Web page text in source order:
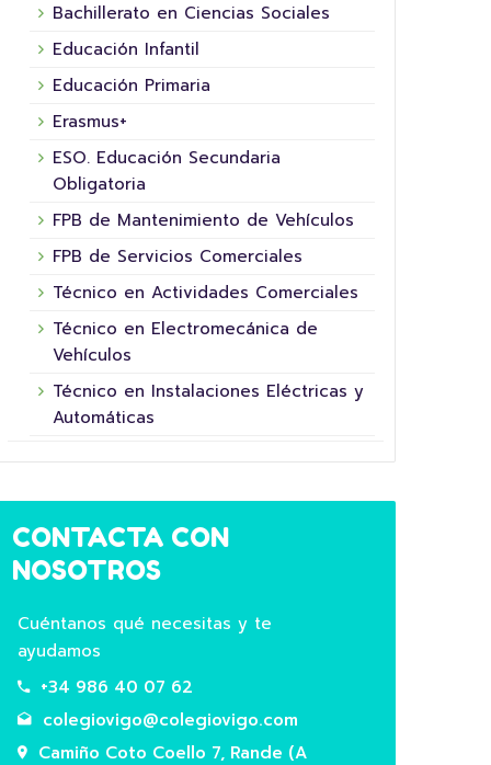
16 junio, 2026
Bachillerato en Ciencias Sociales
Educación Infantil
Educación Primaria
Erasmus+
ESO. Educación Secundaria
Obligatoria
FPB de Mantenimiento de Vehículos
FPB de Servicios Comerciales
Técnico en Actividades Comerciales
Técnico en Electromecánica de
Vehículos
Técnico en Instalaciones Eléctricas y
Automáticas
CONTACTA CON
NOSOTROS
Cuéntanos qué necesitas y te
ayudamos
+34 986 40 07 62
colegiovigo@colegiovigo.com
Camiño Coto Coello 7, Rande (A